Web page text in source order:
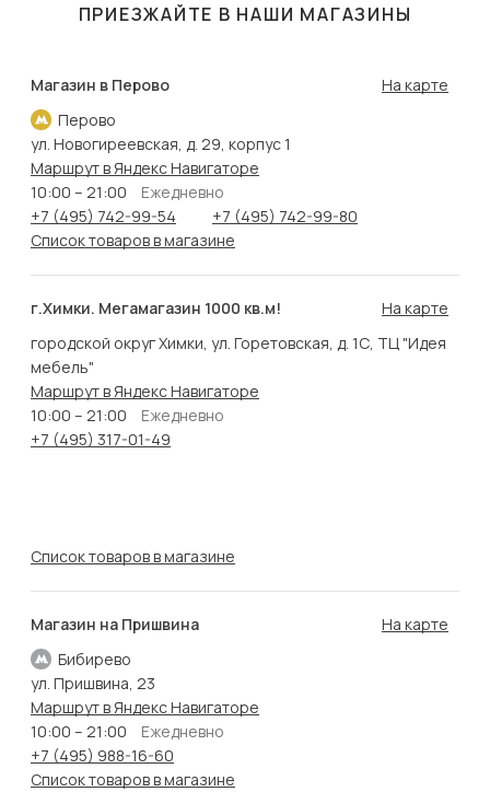
ПРИЕЗЖАЙТЕ В НАШИ МАГАЗИНЫ
Магазин в Перово
Перово
На карте
ул. Новогиреевская, д. 29, корпус 1
Маршрут в Яндекс Навигаторе
10:00 – 21:00
Ежедневно
+7 (495) 742-99-54
+7 (495) 742-99-80
Список товаров в магазине
г.Химки. Мегамагазин 1000 кв.м!
На карте
городской округ Химки, ул. Горетовская, д. 1С, ТЦ "Идея
мебель"
Маршрут в Яндекс Навигаторе
10:00 – 21:00
Ежедневно
+7 (495) 317-01-49
Список товаров в магазине
Магазин на Пришвина
Бибирево
На карте
ул. Пришвина, 23
Маршрут в Яндекс Навигаторе
10:00 – 21:00
Ежедневно
+7 (495) 988-16-60
Список товаров в магазине